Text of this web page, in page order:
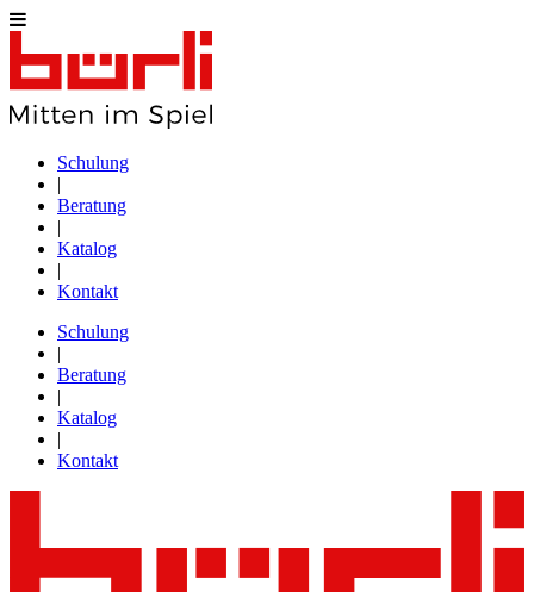
Schulung
|
Beratung
|
Katalog
|
Kontakt
Schulung
|
Beratung
|
Katalog
|
Kontakt